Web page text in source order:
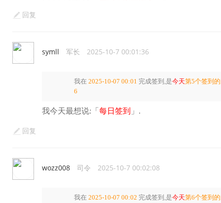
回复
symll 军长 2025-10-7 00:01:36
我在 2025-10-07 00:01 完成签到,是今天第5个签到
6
我今天最想说:「 每日签到 」.
回复
wozz008 司令 2025-10-7 00:02:08
我在 2025-10-07 00:02 完成签到,是今天第6个签到